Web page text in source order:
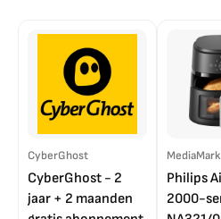
CyberGhost
CyberGhost - 2
jaar + 2 maanden
Philips
2000-